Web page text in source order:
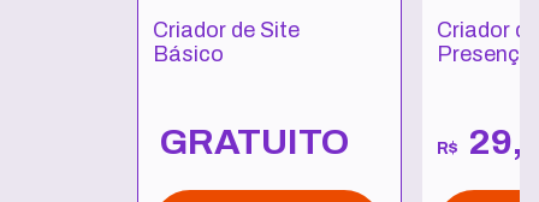
Criador de Site
Básico
GRATUITO
Criador
Presença
R$ 29,